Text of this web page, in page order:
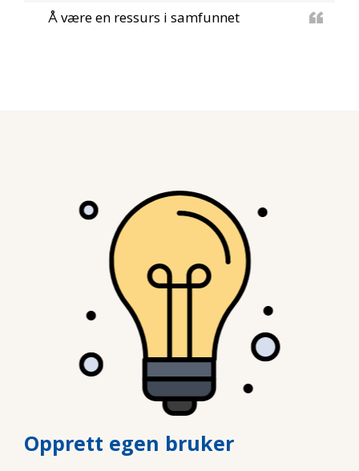
Å være en ressurs i samfunnet
Opprett egen bruker